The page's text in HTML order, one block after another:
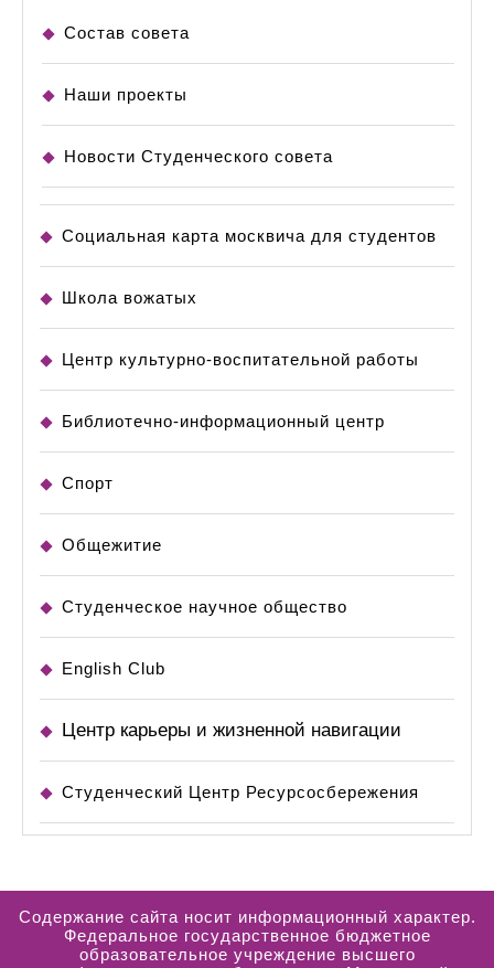
Состав совета
Наши проекты
Новости Студенческого совета
Социальная карта москвича для студентов
Школа вожатых
Центр культурно-воспитательной работы
Библиотечно-информационный центр
Спорт
Общежитие
Студенческое научное общество
English Club
Центр карьеры и жизненной навигации
Студенческий Центр Ресурсосбережения
Содержание сайта носит информационный характер.
Федеральное государственное бюджетное
образовательное учреждение высшего